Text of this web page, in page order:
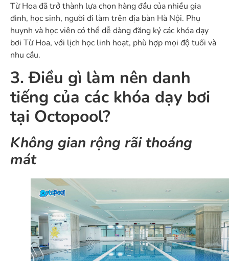
Từ Hoa đã trở thành lựa chọn hàng đầu của nhiều gia
đình, học sinh, người đi làm trên địa bàn Hà Nội. Phụ
huynh và học viên có thể dễ dàng đăng ký các khóa dạy
bơi Từ Hoa, với lịch học linh hoạt, phù hợp mọi độ tuổi và
nhu cầu.
3. Điều gì làm nên danh
tiếng của các khóa dạy bơi
tại Octopool?
Không gian rộng rãi thoáng
mát